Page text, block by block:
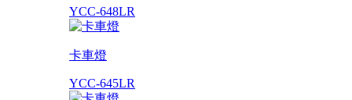
YCC-648LR
卡車燈
YCC-645LR